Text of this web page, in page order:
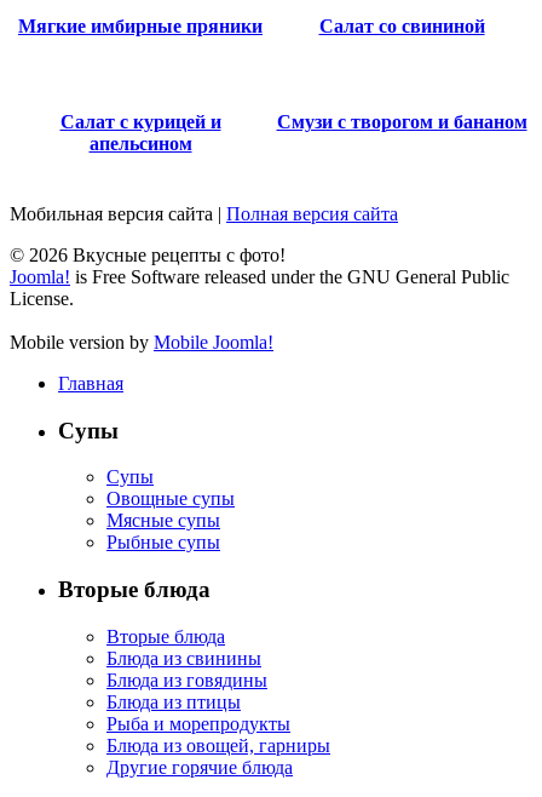
Мягкие имбирные пряники Салат со свининой
Салат с курицей и
апельсином
Смузи с творогом и бананом
Мобильная версия сайта | Полная версия сайта
© 2026 Вкусные рецепты с фото!
Joomla! is Free Software released under the GNU General Public
License.
Mobile version by Mobile Joomla!
Главная
Супы
Супы
Овощные супы
Мясные супы
Рыбные супы
Вторые блюда
Вторые блюда
Блюда из свинины
Блюда из говядины
Блюда из птицы
Рыба и морепродукты
Блюда из овощей, гарниры
Другие горячие блюда